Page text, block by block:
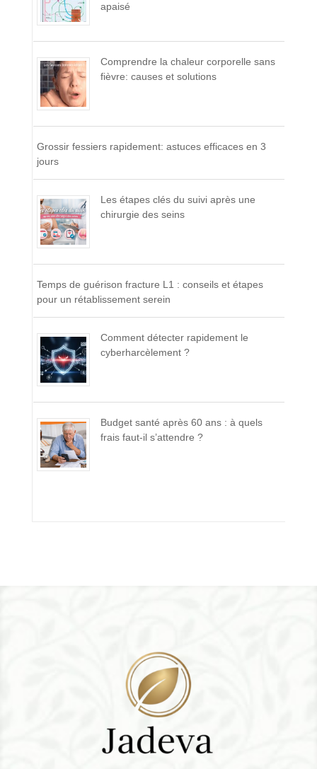
apaisé
Comprendre la chaleur corporelle sans
fièvre: causes et solutions
Grossir fessiers rapidement: astuces efficaces en 3
jours
Les étapes clés du suivi après une
chirurgie des seins
Temps de guérison fracture L1 : conseils et étapes
pour un rétablissement serein
Comment détecter rapidement le
cyberharcèlement ?
Budget santé après 60 ans : à quels
frais faut-il s’attendre ?